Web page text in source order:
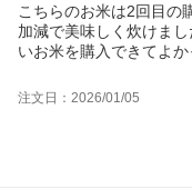
こちらのお米は2回目の
加減で美味しく炊けま
いお米を購入できてよ
注文日：2026/01/05